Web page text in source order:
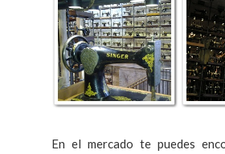
En el mercado te puedes